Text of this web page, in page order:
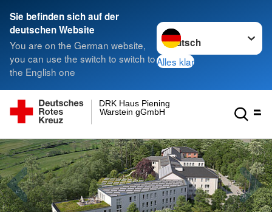
Sie befinden sich auf der
deutschen Website
You are on the German website,
you can use the switch to switch to
the English one
Sprache wechseln zu
Alles klar
Warstein gGmbH
DRK Haus Piening